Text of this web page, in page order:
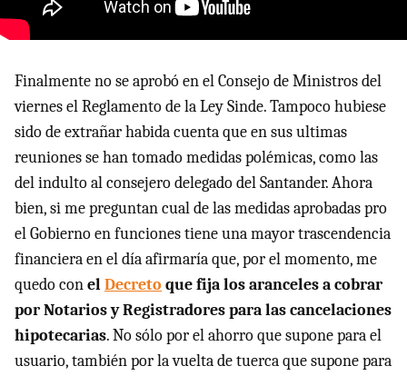
Finalmente no se aprobó en el Consejo de Ministros del
viernes el Reglamento de la Ley Sinde. Tampoco hubiese
sido de extrañar habida cuenta que en sus ultimas
reuniones se han tomado medidas polémicas, como las
del indulto al consejero delegado del Santander. Ahora
bien, si me preguntan cual de las medidas aprobadas pro
el Gobierno en funciones tiene una mayor trascendencia
financiera en el día afirmaría que, por el momento, me
quedo conelDecreto que fija los aranceles a cobrar
por Notarios y Registradores para las cancelaciones
hipotecarias. No sólo por el ahorro que supone para el
usuario, también por la vuelta de tuerca que supone para